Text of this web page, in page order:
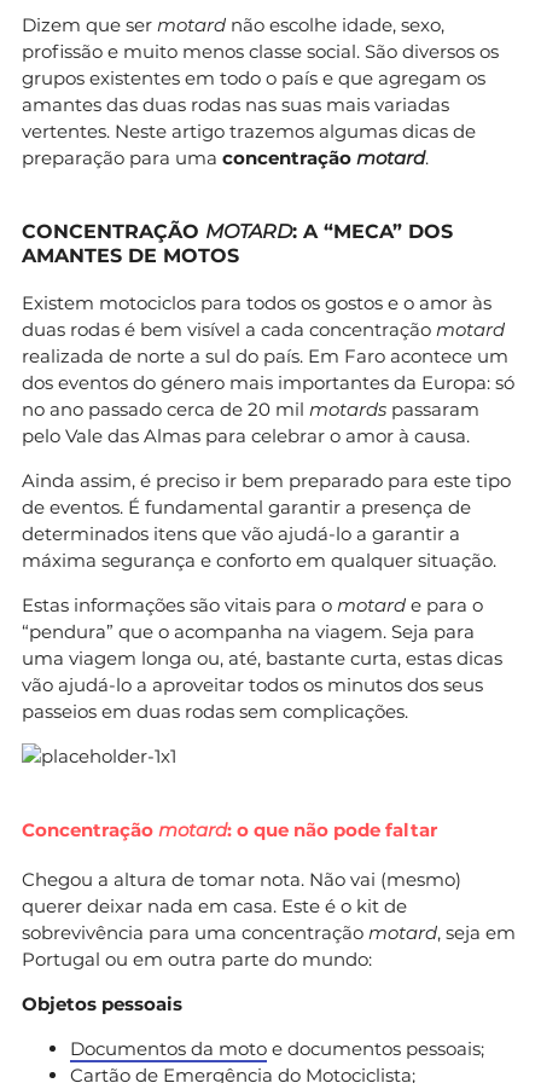
Dizem que ser motard não escolhe idade, sexo,
profissão e muito menos classe social. São diversos os
grupos existentes em todo o país e que agregam os
amantes das duas rodas nas suas mais variadas
vertentes. Neste artigo trazemos algumas dicas de
preparação para uma concentração motard.
CONCENTRAÇÃO MOTARD: A “MECA” DOS
AMANTES DE MOTOS
Existem motociclos para todos os gostos e o amor às
duas rodas é bem visível a cada concentração motard
realizada de norte a sul do país. Em Faro acontece um
dos eventos do género mais importantes da Europa: só
no ano passado cerca de 20 mil motards passaram
pelo Vale das Almas para celebrar o amor à causa.
Ainda assim, é preciso ir bem preparado para este tipo
de eventos. É fundamental garantir a presença de
determinados itens que vão ajudá-lo a garantir a
máxima segurança e conforto em qualquer situação.
Estas informações são vitais para o motard e para o
“pendura” que o acompanha na viagem. Seja para
uma viagem longa ou, até, bastante curta, estas dicas
vão ajudá-lo a aproveitar todos os minutos dos seus
passeios em duas rodas sem complicações.
Concentração motard: o que não pode faltar
Chegou a altura de tomar nota. Não vai (mesmo)
querer deixar nada em casa. Este é o kit de
sobrevivência para uma concentração motard, seja em
Portugal ou em outra parte do mundo:
Objetos pessoais
Documentos da moto e documentos pessoais;
Cartão de Emergência do Motociclista;